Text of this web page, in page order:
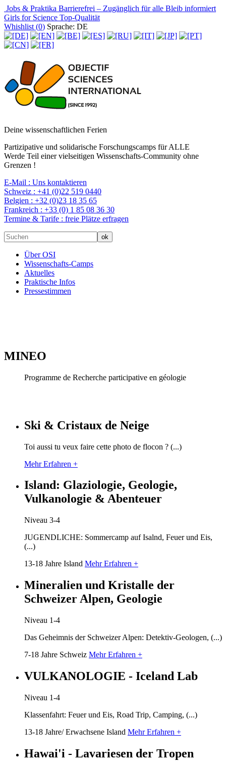
Jobs & Praktika Barrierefrei – Zugänglich für alle Bleib informiert
Girls for Science Top-Qualität
Whishlist (0) Sprache: DE
Deine wissenschaftlichen Ferien
Partizipative und solidarische Forschungscamps für ALLE
Werde Teil einer vielseitigen Wissenschafts-Community ohne
Grenzen !
E-Mail : Uns kontaktieren
Schweiz : +41 (0)22 519 0440
Belgien : +32 (0)23 18 35 65
Frankreich : +33 (0) 1 85 08 36 30
Termine & Tarife : freie Plätze erfragen
Über OSI
Wissenschafts-Camps
Aktuelles
Praktische Infos
Pressestimmen
MINEO
Programme de Recherche participative en géologie
Ski & Cristaux de Neige
Toi aussi tu veux faire cette photo de flocon ? (...)
Mehr Erfahren +
Island: Glaziologie, Geologie,
Vulkanologie & Abenteuer
Niveau 3-4
JUGENDLICHE: Sommercamp auf Isalnd, Feuer und Eis,
(...)
13-18 Jahre Island Mehr Erfahren +
Mineralien und Kristalle der
Schweizer Alpen, Geologie
Niveau 1-4
Das Geheimnis der Schweizer Alpen: Detektiv-Geologen, (...)
7-18 Jahre Schweiz Mehr Erfahren +
VULKANOLOGIE - Iceland Lab
Niveau 1-4
Klassenfahrt: Feuer und Eis, Road Trip, Camping, (...)
13-18 Jahre/ Erwachsene Island Mehr Erfahren +
Hawai'i - Lavariesen der Tropen